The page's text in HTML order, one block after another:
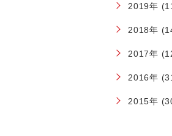
2019年
2018年
2017年
2016年
2015年